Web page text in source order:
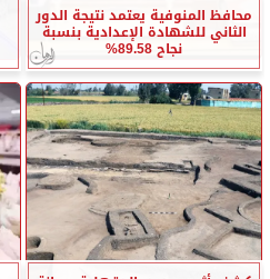
محافظ المنوفية يعتمد نتيجة الدور
الثاني للشهادة الإعدادية بنسبة
نجاح 89.58%